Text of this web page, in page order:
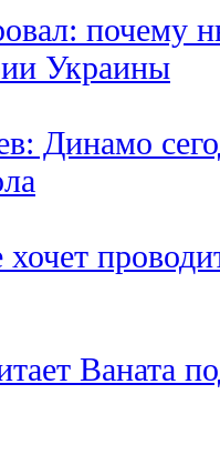
почему
Украины
Динамо
Ваната